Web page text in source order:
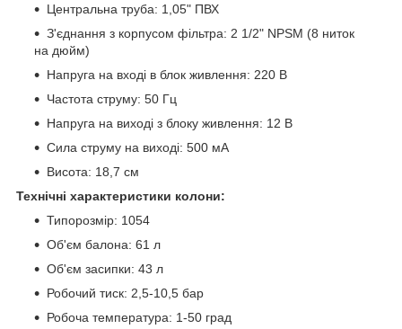
Центральна труба: 1,05" ПВХ
З'єднання з корпусом фільтра: 2 1/2" NPSM (8 ниток
на дюйм)
Напруга на вході в блок живлення: 220 В
Частота струму: 50 Гц
Напруга на виході з блоку живлення: 12 В
Сила струму на виході: 500 мА
Висота: 18,7 см
Технічні характеристики колони:
Типорозмір: 1054
Об'єм балона: 61 л
Об'єм засипки: 43 л
Робочий тиск: 2,5-10,5 бар
Робоча температура: 1-50 град